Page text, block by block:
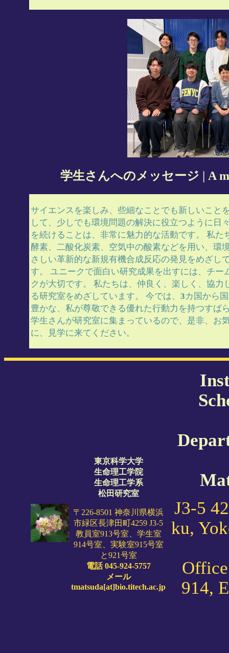
学生さんへのメッセージ | A
サイエンスを楽しみ、些細なことでも新しいこと
して、少しでも環境問題の解決に役立つように日
を続けることは、非常に魅力的な活動です。 私た
酵素、二酸化炭素、空気中の酸素などを用い、環
さしい革新的な新規有機合成反応の発見をめざし
す。 ユニークで面白い研究成果を出すには、チー
クが大切です。 私たちは、仲良く、楽しく、協力
る研究室をめざしています。 今では、 3カ国から
豊かな、私が尊敬できる優れた行動力を持つすば
学生さんが研究室に集まっているので、是非、お
に、見学に来てください。
東京科学大学
生命理工学院
生命理工学系
松田研究室
〒226-8501 神奈川県横浜
市緑区長津田町4259 J3-5
教員室913号室、学生室
914号室、実験室915号室
と921号室
電話045-924-5757
メール
tmatsuda[at]bio.titech.ac.jp
J3-5
ku,
914,